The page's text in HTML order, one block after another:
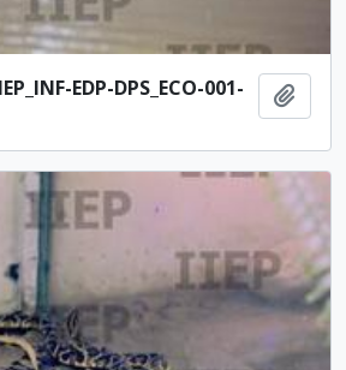
EDP-DPS_ECO-001-